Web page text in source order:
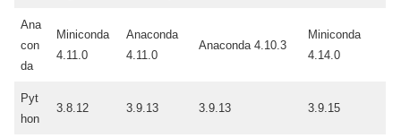
Ana
con
da
Miniconda
4.11.0
Anaconda
4.11.0
Anaconda 4.10.3
Miniconda
4.14.0
Pyt
hon
3.8.12 3.9.13 3.9.13 3.9.15